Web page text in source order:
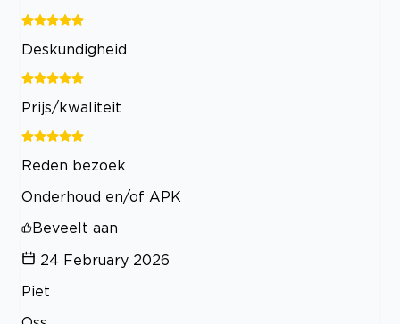
Deskundigheid
Prijs/kwaliteit
Reden bezoek
Onderhoud en/of APK
Beveelt aan
24 February 2026
Piet